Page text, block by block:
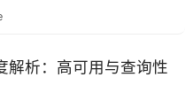
析：高可用与查询性